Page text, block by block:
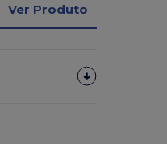
Ver Produto